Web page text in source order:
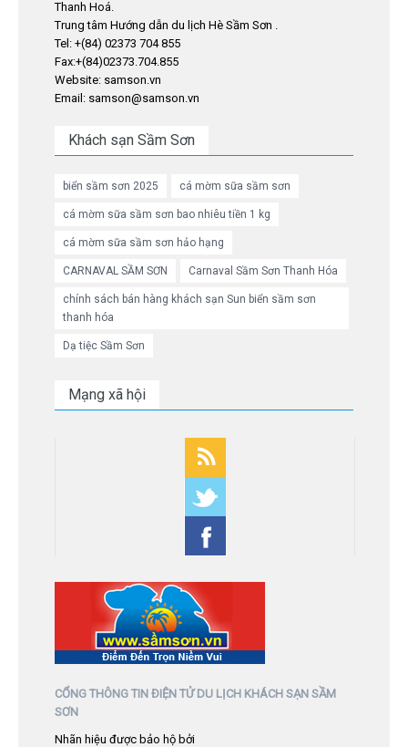
Thanh Hoá.
Trung tâm Hướng dẫn du lịch Hè Sầm Sơn .
Tel: +(84) 02373 704 855
Fax:+(84)02373.704.855
Website: samson.vn
Email: samson@samson.vn
Khách sạn Sầm Sơn
biển sầm sơn 2025 cá mờm sữa sầm sơn
cá mờm sữa sầm sơn bao nhiêu tiền 1 kg
cá mờm sữa sầm sơn hảo hạng
CARNAVAL SẦM SƠN Carnaval Sầm Sơn Thanh Hóa
chính sách bán hàng khách sạn Sun biển sầm sơn
thanh hóa
Dạ tiệc Sầm Sơn
Mạng xã hội
CỔNG THÔNG TIN ĐIỆN TỬ DU LỊCH KHÁCH SẠN SẦM
SƠN
Nhãn hiệu được bảo hộ bởi